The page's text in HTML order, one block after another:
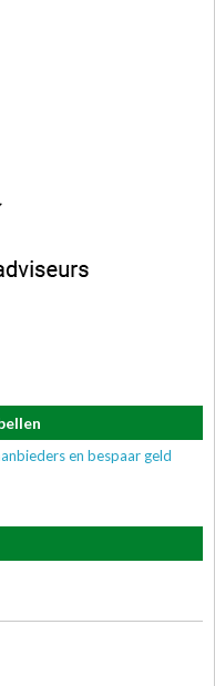
en bespaar geld